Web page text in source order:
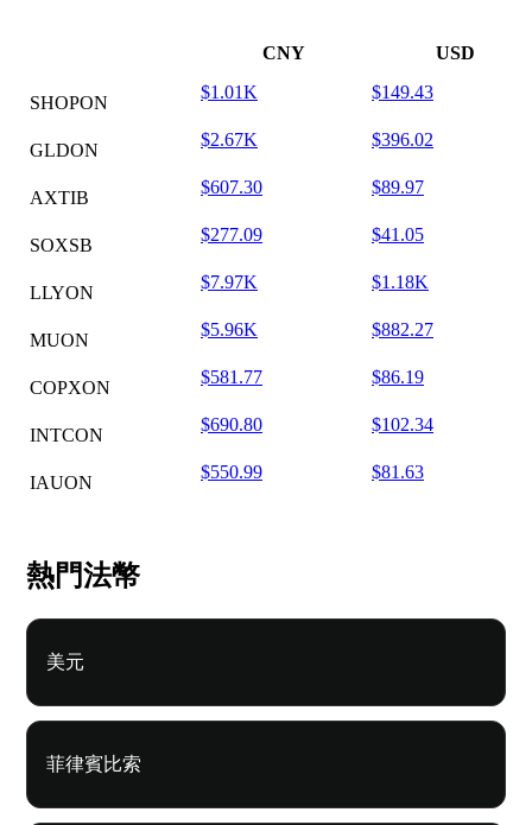
CNY USD
SHOPON
$1.01K $149.43
GLDON
$2.67K $396.02
AXTIB
$607.30 $89.97
SOXSB
$277.09 $41.05
LLYON
$7.97K $1.18K
MUON
$5.96K $882.27
COPXON
$581.77 $86.19
INTCON
$690.80 $102.34
IAUON
$550.99 $81.63
熱門法幣
美元
菲律賓比索